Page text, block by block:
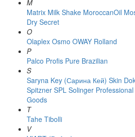
M
Matrix Milk Shake MoroccanOil
Dry Secret
O
Olaplex Osmo OWAY Rolland
P
Palco Profis Pure Brazilian
S
Saryna Key (Сарина Кей) Skin
Spitzner SPL Solinger
Goods
T
Tahe Tibolli
V